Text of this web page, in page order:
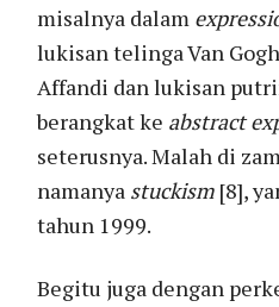
misalnya dalam
lukisan telinga Van
Affandi dan lukisan
berangkat ke abstract
seterusnya. Malah di
namanya stuckism [8],
tahun 1999.
Begitu juga dengan